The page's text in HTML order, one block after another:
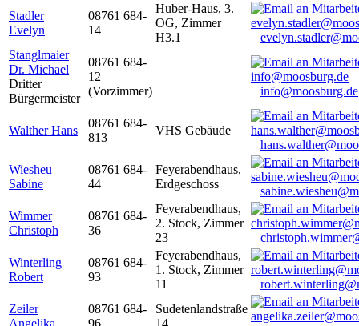
Stadler
Evelyn
08761 684-
14
Huber-Haus, 3.
OG, Zimmer
H3.1
Stanglmaier
Dr. Michael
Dritter
Bürgermeister
08761 684-
12
(Vorzimmer)
info@moosburg.de
Walther Hans
08761 684-
813
VHS Gebäude
Wiesheu
Sabine
08761 684-
44
Feyerabendhaus,
Erdgeschoss
Wimmer
Christoph
08761 684-
36
Feyerabendhaus,
2. Stock, Zimmer
23
Winterling
Robert
08761 684-
93
Feyerabendhaus,
1. Stock, Zimmer
11
Zeiler
Angelika
08761 684-
96
Sudetenlandstraße
14